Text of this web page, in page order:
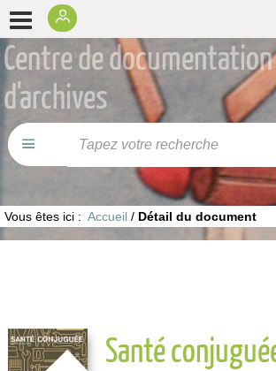
Centre de
d'archives
Vous êtes ici : Accueil / Détail du document
Santé